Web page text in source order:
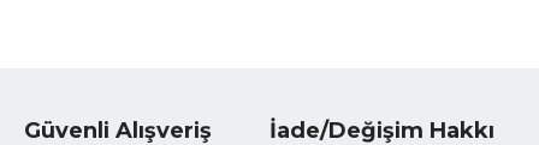
Güvenli Alışveriş İade/Değişim Hakkı